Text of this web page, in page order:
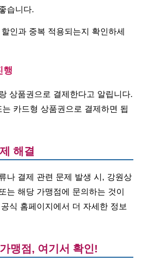
습니다.
인과 중복 적용되는지 확인하세
행
상품권으로 결제한다고 알립니다.
카드형 상품권으로 결제하면 됩
해결
나 결제 관련 문제 발생 시, 강원상
는 해당 가맹점에 문의하는 것이
식 홈페이지에서 더 자세한 정보
맹점, 여기서 확인!